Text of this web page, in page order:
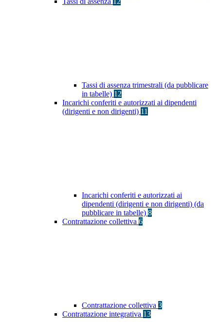
Tassi di assenza trimestrali (da pubblicare
in tabelle) 12
Incarichi conferiti e autorizzati ai dipendenti
(dirigenti e non dirigenti) 11
Incarichi conferiti e autorizzati ai
dipendenti (dirigenti e non dirigenti) (da
pubblicare in tabelle) 8
Contrattazione collettiva 6
Contrattazione collettiva 3
Contrattazione integrativa 13